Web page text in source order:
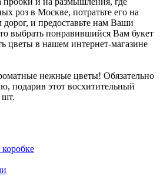
роз в Москве, потратьте его на
и предоставьте нам Ваши
выбрать понравившийся Вам букет
цветы в нашем интернет-магазине
нежные цветы! Обязательно
подарив этот восхитительный
шт.